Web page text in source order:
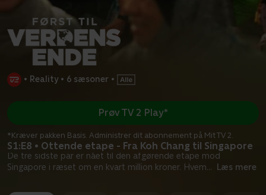
• Reality • 6 sæsoner •
S1:E8 • Ottende etape - Fra Koh Chang til Singapore
De tre sidste par er nået til den afgørende etape mod
Singapore i ræset om en kvart million kroner. Hvem... Læs mere
Prøv TV 2 Play*
*Kræver pakken Basis. Administrer dit abonnement på Mit TV 2.